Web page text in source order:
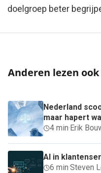
doelgroep beter
Anderen lezen ook
Nederland
maar hapert
4 min·Erik
AI in
6 min·Steven